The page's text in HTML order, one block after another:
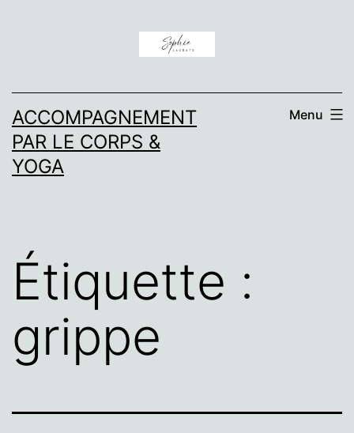
ACCOMPAGNEMENT
PAR LE CORPS &
YOGA
Menu
Étiquette :
grippe